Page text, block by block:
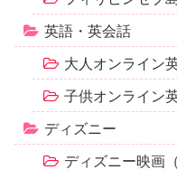
英語・英会話
大人オンライン
子供オンライン
ディズニー
ディズニー映画